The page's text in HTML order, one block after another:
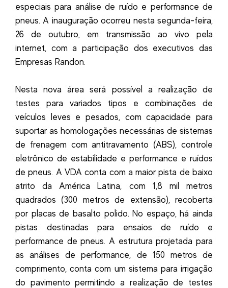
especiais para análise de ruído e performance de
pneus. A inauguração ocorreu nesta segunda-feira,
26 de outubro, em transmissão ao vivo pela
internet, com a participação dos executivos das
Empresas Randon.
Nesta nova área será possível a realização de
testes para variados tipos e combinações de
veículos leves e pesados, com capacidade para
suportar as homologações necessárias de sistemas
de frenagem com antitravamento (ABS), controle
eletrônico de estabilidade e performance e ruídos
de pneus. A VDA conta com a maior pista de baixo
atrito da América Latina, com 1,8 mil metros
quadrados (300 metros de extensão), recoberta
por placas de basalto polido. No espaço, há ainda
pistas destinadas para ensaios de ruído e
performance de pneus. A estrutura projetada para
as análises de performance, de 150 metros de
comprimento, conta com um sistema para irrigação
do pavimento permitindo a realização de testes